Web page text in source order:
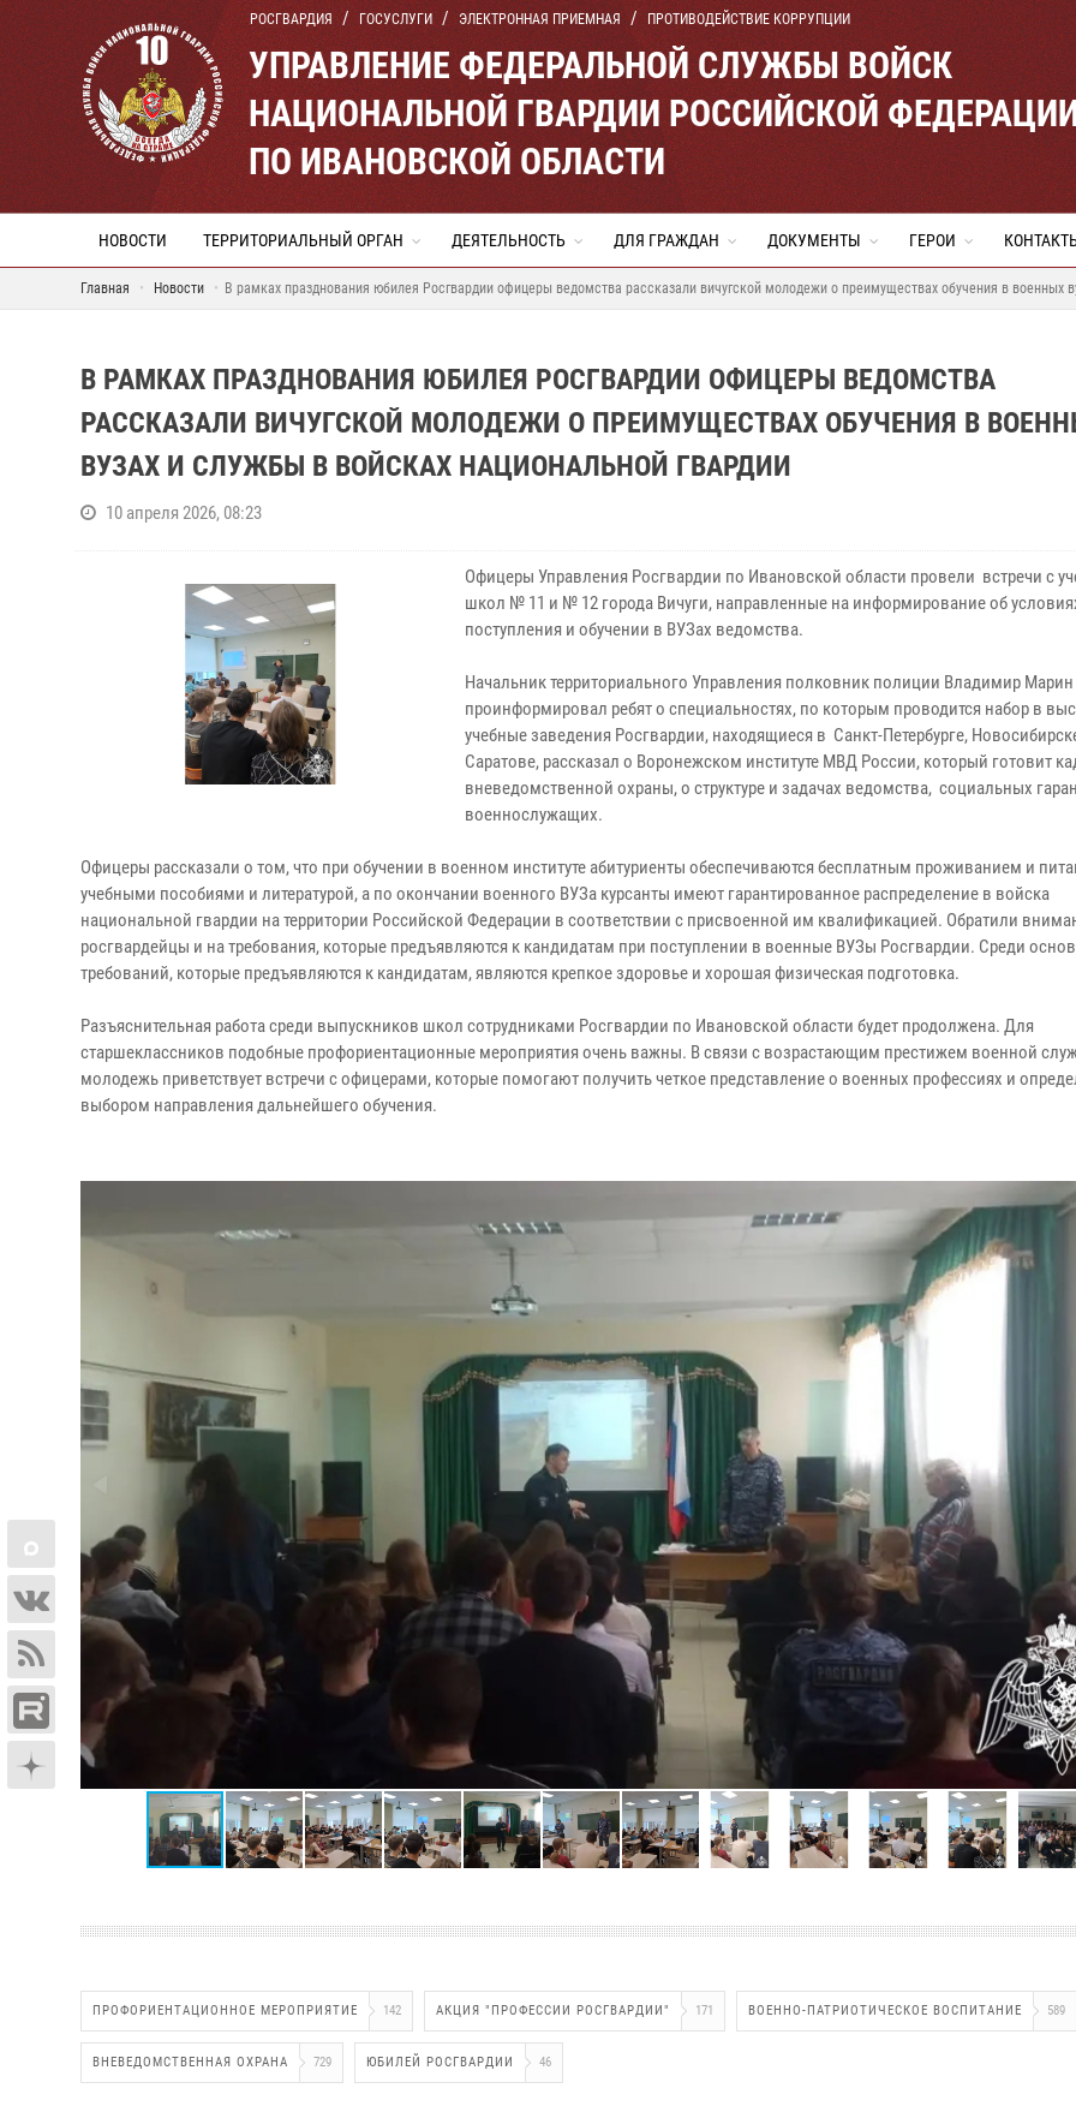
РОСГВАРДИЯ ГОСУСЛУГИ ЭЛЕКТРОННАЯ ПРИЕМНАЯ ПРОТИВОДЕЙСТВИЕ КОРРУПЦИИ
УПРАВЛЕНИЕ ФЕДЕРАЛЬНОЙ СЛУЖБЫ ВОЙСК
НАЦИОНАЛЬНОЙ ГВАРДИИ РОССИЙСКОЙ
ПО ИВАНОВСКОЙ ОБЛАСТИ
НОВОСТИ ТЕРРИТОРИАЛЬНЫЙ ОРГАН ДЕЯТЕЛЬНОСТЬ ДЛЯ ГРАЖДАН ДОКУМЕНТЫ ГЕРОИ
Главная Новости В рамках празднования юбилея Росгвардии офицеры ведомства рассказали вичугской молодежи о преимуществах обучения в военных
В РАМКАХ ПРАЗДНОВАНИЯ ЮБИЛЕЯ РОСГВАРДИИ ОФИЦЕРЫ ВЕДОМСТВА
РАССКАЗАЛИ ВИЧУГСКОЙ МОЛОДЕЖИ О ПРЕИМУЩЕСТВАХ ОБУЧЕНИЯ В
ВУЗАХ И СЛУЖБЫ В ВОЙСКАХ НАЦИОНАЛЬНОЙ ГВАРДИИ
10 апреля 2026, 08:23
Офицеры Управления Росгвардии по Ивановской области провели встречи с
школ № 11 и № 12 города Вичуги, направленные на информирование об
поступления и обучении в ВУЗах ведомства.
Начальник территориального Управления полковник полиции Владимир Марин
проинформировал ребят о специальностях, по которым проводится набор в
учебные заведения Росгвардии, находящиеся в Санкт-Петербурге,
Саратове, рассказал о Воронежском институте МВД России, который готовит
вневедомственной охраны, о структуре и задачах ведомства, социальных
военнослужащих.
Офицеры рассказали о том, что при обучении в военном институте абитуриенты обеспечиваются бесплатным проживанием и
учебными пособиями и литературой, а по окончании военного ВУЗа курсанты имеют гарантированное распределение в войска
национальной гвардии на территории Российской Федерации в соответствии с присвоенной им квалификацией. Обратили
росгвардейцы и на требования, которые предъявляются к кандидатам при поступлении в военные ВУЗы Росгвардии. Среди
требований, которые предъявляются к кандидатам, являются крепкое здоровье и хорошая физическая подготовка.
Разъяснительная работа среди выпускников школ сотрудниками Росгвардии по Ивановской области будет продолжена. Для
старшеклассников подобные профориентационные мероприятия очень важны. В связи с возрастающим престижем военной
молодежь приветствует встречи с офицерами, которые помогают получить четкое представление о военных профессиях и
выбором направления дальнейшего обучения.
ПРОФОРИЕНТАЦИОННОЕ МЕРОПРИЯТИЕ 142 АКЦИЯ "ПРОФЕССИИ РОСГВАРДИИ" 171 ВОЕННО-ПАТРИОТИЧЕСКОЕ ВОСПИТАНИЕ 589
ВНЕВЕДОМСТВЕННАЯ ОХРАНА 729 ЮБИЛЕЙ РОСГВАРДИИ 46